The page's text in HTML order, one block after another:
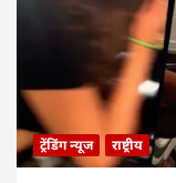
ट्रेंडिंग न्यूज राष्ट्रीय